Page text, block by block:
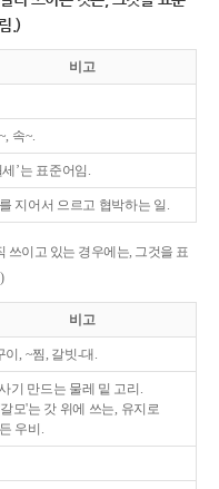
.)
비고
속~.
세’는 표준어임.
지어서 으르고 협박하는 일.
쓰이고 있는 경우에는, 그것을 표
비고
이, ~찜, 갈빗-대.
기 만드는 물레 밑 고리.
모'는 갓 위에 쓰는, 유지로
우비.